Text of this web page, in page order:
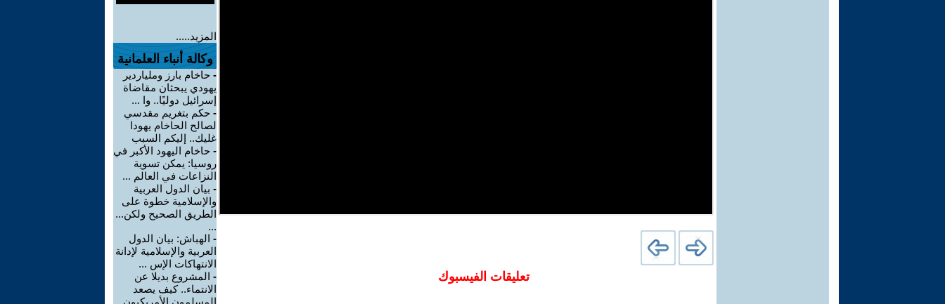
تعليقات الفيسبوك
المزيد.....
وكالة أنباء العلمانية
- حاخام بارز وملياردير
يهودي يبحثان مقاضاة
إسرائيل دوليًا.. وا ...
- حكم بتغريم مقدسي
لصالح الحاخام يهودا
غليك.. إليكم السبب
- حاخام اليهود الأكبر في
روسيا: يمكن تسوية
النزاعات في العالم ...
- بيان الدول العربية
والإسلامية خطوة على
الطريق الصحيح ولكن...
...
- الهباش: بيان الدول
العربية والإسلامية لإدانة
الانتهاكات الإس ...
- المشروع بديلا عن
الانتماء.. كيف يصعد
المسلمون الأمريكيون